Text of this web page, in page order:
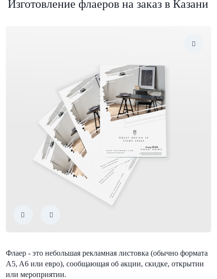
Изготовление флаеров на заказ в Казани
Флаер - это небольшая рекламная листовка (обычно формата
A5, A6 или евро), сообщающая об акции, скидке, открытии
или мероприятии.